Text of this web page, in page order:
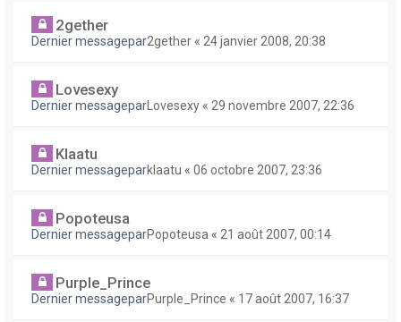
2gether
Dernier messagepar2gether « 24 janvier 2008, 20:38
Lovesexy
Dernier messagepar Lovesexy « 29 novembre 2007, 22:36
Klaatu
Dernier messageparklaatu « 06 octobre 2007, 23:36
Popoteusa
Dernier messageparPopoteusa « 21 août 2007, 00:14
Purple_Prince
Dernier messageparPurple_Prince « 17 août 2007, 16:37